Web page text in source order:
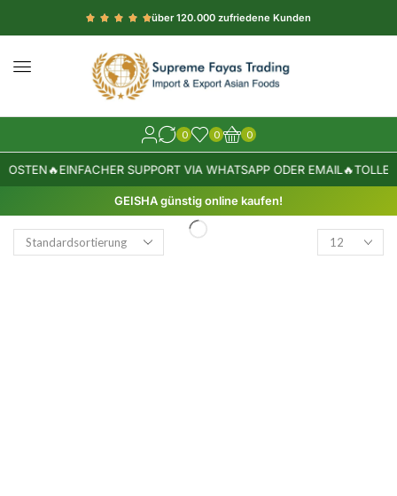
über 120.000 zufriedene Kunden
0 0 0
🔥EINFACHER SUPPORT VIA WHATSAPP ODER EMAIL🔥TOLLE
GEISHA günstig online kaufen!